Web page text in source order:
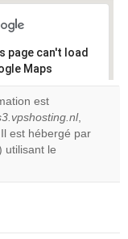
page can't load
Maps
you
this
OK
est
,
est hébergé par
utilisant le